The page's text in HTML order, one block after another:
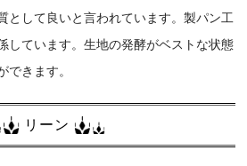
として良いと言われています。製パン工
しています。生地の発酵がベストな状態
できます。
リーン